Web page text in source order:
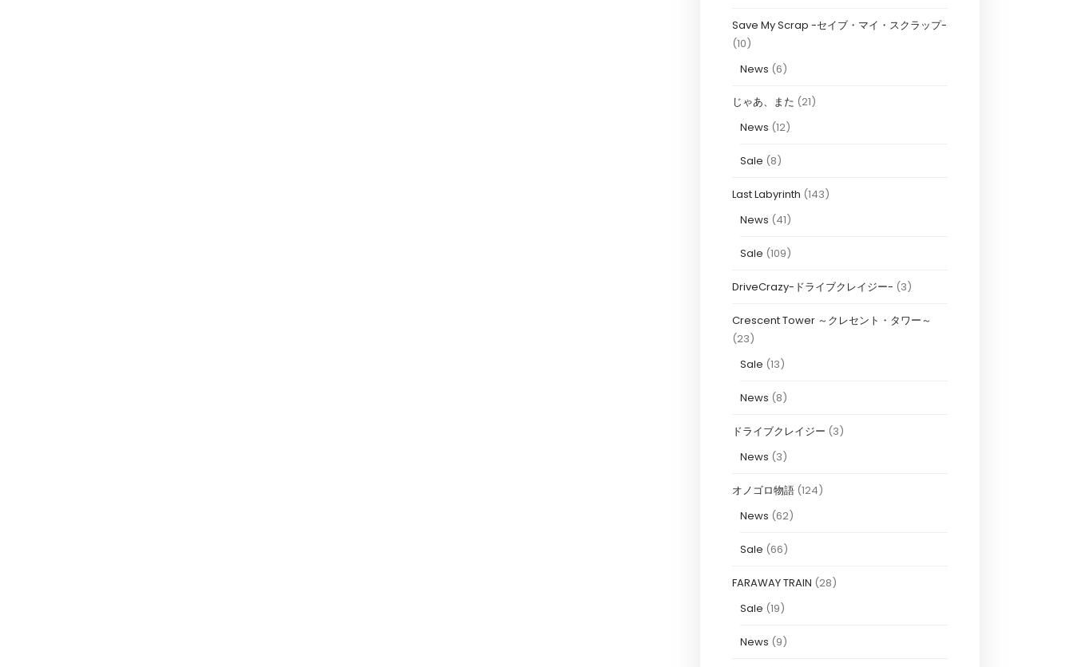
Save My Scrap -セイブ・マイ・スクラップ-
(10)
News (6)
じゃあ、また (21)
News (12)
Sale (8)
Last Labyrinth (143)
News (41)
Sale (109)
DriveCrazy-ドライブクレイジー- (3)
Crescent Tower ～クレセント・タワー～
(23)
Sale (13)
News (8)
ドライブクレイジー (3)
News (3)
オノゴロ物語 (124)
News (62)
Sale (66)
FARAWAY TRAIN (28)
Sale (19)
News (9)